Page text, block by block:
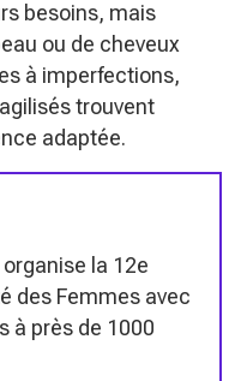
besoins, mais
ou de cheveux
à imperfections,
trouvent
adaptée.
la 12e
des Femmes avec
à près de 1000